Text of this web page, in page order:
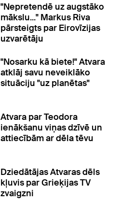
"Nepretendē uz augstāko
mākslu..." Markus Riva
pārsteigts par Eirovīzijas
uzvarētāju
"Nosarku kā biete!" Atvara
atklāj savu neveiklāko
situāciju "uz planētas"
Atvara par Teodora
ienākšanu viņas dzīvē un
attiecībām ar dēla tēvu
Dziedātājas Atvaras dēls
kļuvis par Grieķijas TV
zvaigzni